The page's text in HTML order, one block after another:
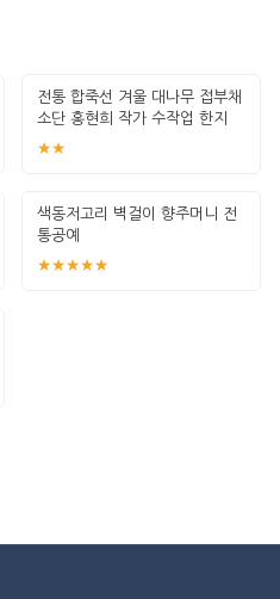
전통 합죽선 겨울 대나무 접부채
소단 홍현희 작가 수작업 한지
그림 고급
★★
색동저고리 벽걸이 향주머니 전
통공예
★★★★★